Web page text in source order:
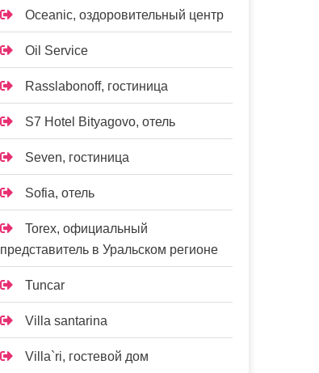
Oceanic, оздоровительный центр
Oil Service
Rasslabonoff, гостиница
S7 Hotel Bityagovo, отель
Seven, гостиница
Sofia, отель
Torex, официальный
представитель в Уральском регионе
Tuncar
Villa santarina
Villa`ri, гостевой дом